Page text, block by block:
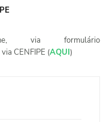
formulário
via CENFIPE (AQUI)